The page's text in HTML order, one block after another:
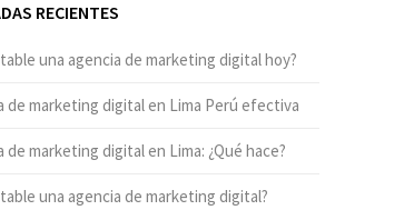
RECIENTES
una agencia de marketing digital hoy?
de marketing digital en Lima Perú efectiva
de marketing digital en Lima: ¿Qué hace?
una agencia de marketing digital?